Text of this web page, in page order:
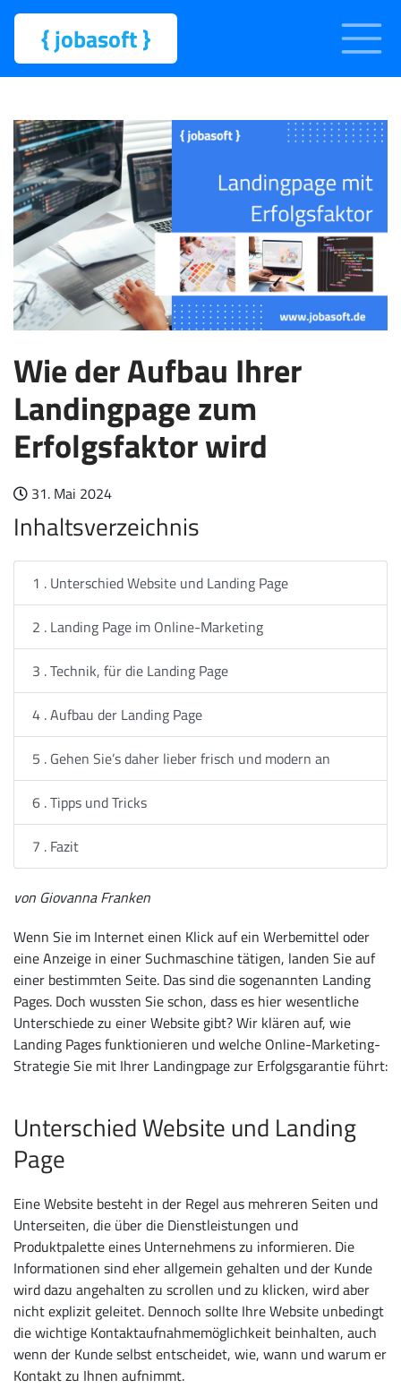
{jobasoft}
Wie der Aufbau Ihrer
Landingpage zum
Erfolgsfaktor wird
31. Mai 2024
Inhaltsverzeichnis
1 . Unterschied Website und Landing Page
2 . Landing Page im Online-Marketing
3 . Technik, für die Landing Page
4 . Aufbau der Landing Page
5 . Gehen Sie’s daher lieber frisch und modern an
6 . Tipps und Tricks
7 . Fazit
von Giovanna Franken
Wenn Sie im Internet einen Klick auf ein Werbemittel oder
eine Anzeige in einer Suchmaschine tätigen, landen Sie auf
einer bestimmten Seite. Das sind die sogenannten Landing
Pages. Doch wussten Sie schon, dass es hier wesentliche
Unterschiede zu einer Website gibt? Wir klären auf, wie
Landing Pages funktionieren und welche Online-Marketing-
Strategie Sie mit Ihrer Landingpage zur Erfolgsgarantie führt:
Unterschied Website und Landing
Page
Eine Website besteht in der Regel aus mehreren Seiten und
Unterseiten, die über die Dienstleistungen und
Produktpalette eines Unternehmens zu informieren. Die
Informationen sind eher allgemein gehalten und der Kunde
wird dazu angehalten zu scrollen und zu klicken, wird aber
nicht explizit geleitet. Dennoch sollte Ihre Website unbedingt
die wichtige Kontaktaufnahmemöglichkeit beinhalten, auch
wenn der Kunde selbst entscheidet, wie, wann und warum er
Kontakt zu Ihnen aufnimmt.